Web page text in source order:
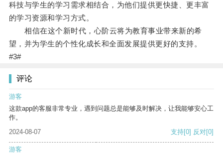
科技与学生的学习需求相结合，为他们提供更快捷、更丰富
的学习资源和学习方式。
相信在这个新时代，心阶云将为教育事业带来新的希
望，并为学生的个性化成长和全面发展提供更好的支持。
#3#
评论
游客
这款app的客服非常专业，遇到问题总是能够及时解决，让我能够安心工
作。
2024-08-07
支持[0] 反对[0]
游客